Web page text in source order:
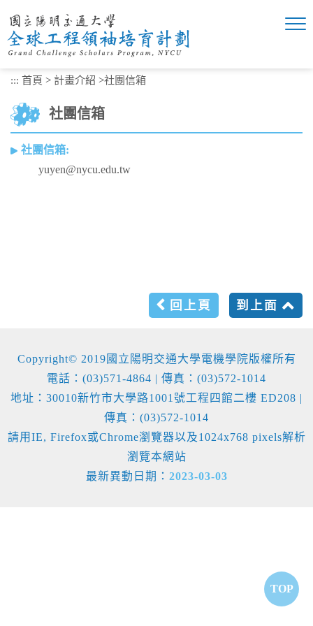
到
主
要
::: 首頁 > 計畫介紹 >社團信箱
社團信箱
社團信箱:
yuyen@nycu.edu.tw
回上頁 到上面
Copyright© 2019國立陽明交通大學電機學院版權所有
電話：(03)571-4864 | 傳真：(03)572-1014
地址：30010新竹市大學路1001號工程四館二樓 ED208 |
傳真：(03)572-1014
請用IE, Firefox或Chrome瀏覽器以及1024x768 pixels解析
瀏覽本網站
最新異動日期： 2023-03-03
TOP